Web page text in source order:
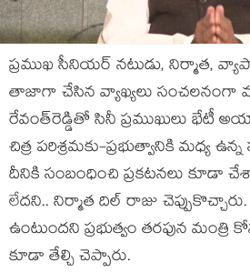
ప్ర‌ముఖ సీనియ‌ర్ న‌టుడు, నిర్మాత‌,
తాజాగా చేసిన వ్యాఖ్య‌లు
రేవంత్‌రెడ్డితో సినీ ప్ర‌ముఖులు భేటీ
చిత్ర ప‌రిశ్ర‌మ‌కు-ప్ర‌భుత్వానికి మ‌ధ్య
దీనికి సంబంధించి ప్ర‌క‌ట‌న‌లు కూడా
లేద‌ని.. నిర్మాత దిల్ రాజు
ఉంటుంద‌ని ప్ర‌భుత్వం త‌ర‌ఫున మంత్రి
కూడా తేల్చి చెప్పారు.